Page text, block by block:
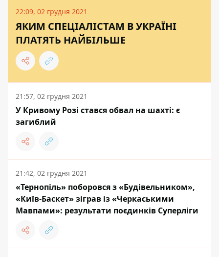
22:09, 02 грудня 2021
ЯКИМ СПЕЦІАЛІСТАМ В УКРАЇНІ
ПЛАТЯТЬ НАЙБІЛЬШЕ
21:57, 02 грудня 2021
У Кривому Розі стався обвал на шахті: є
загиблий
21:42, 02 грудня 2021
«Тернопіль» поборовся з «Будівельником»,
«Київ-Баскет» зіграв із «Черкаськими
Мавпами»: результати поєдинків Суперліги